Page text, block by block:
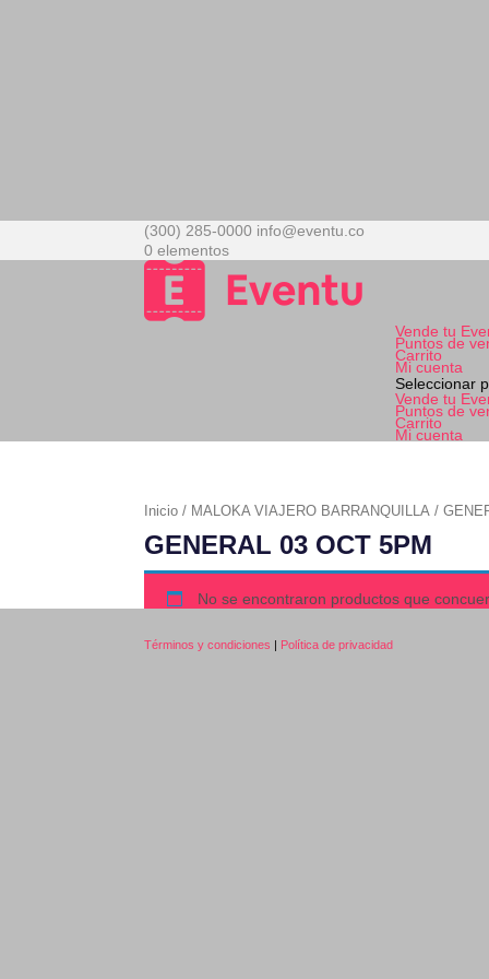
(300) 285-0000 info@eventu.co
0 elementos
Vende tu
Puntos de
Carrito
Mi cuenta
Seleccionar
Vende tu
Puntos de
Carrito
Mi cuenta
Inicio / MALOKA VIAJERO BARRANQUILLA /
GENERAL 03 OCT 5PM
No se encontraron productos que
Términos y condiciones | Política de privacidad